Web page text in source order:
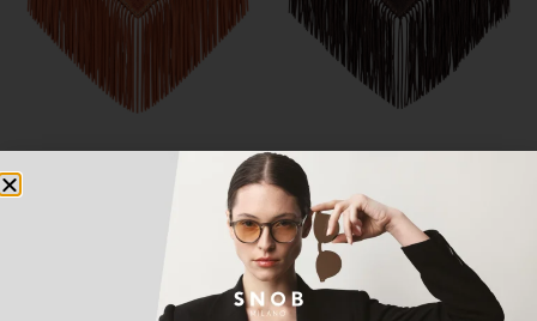
Sepete Ekle